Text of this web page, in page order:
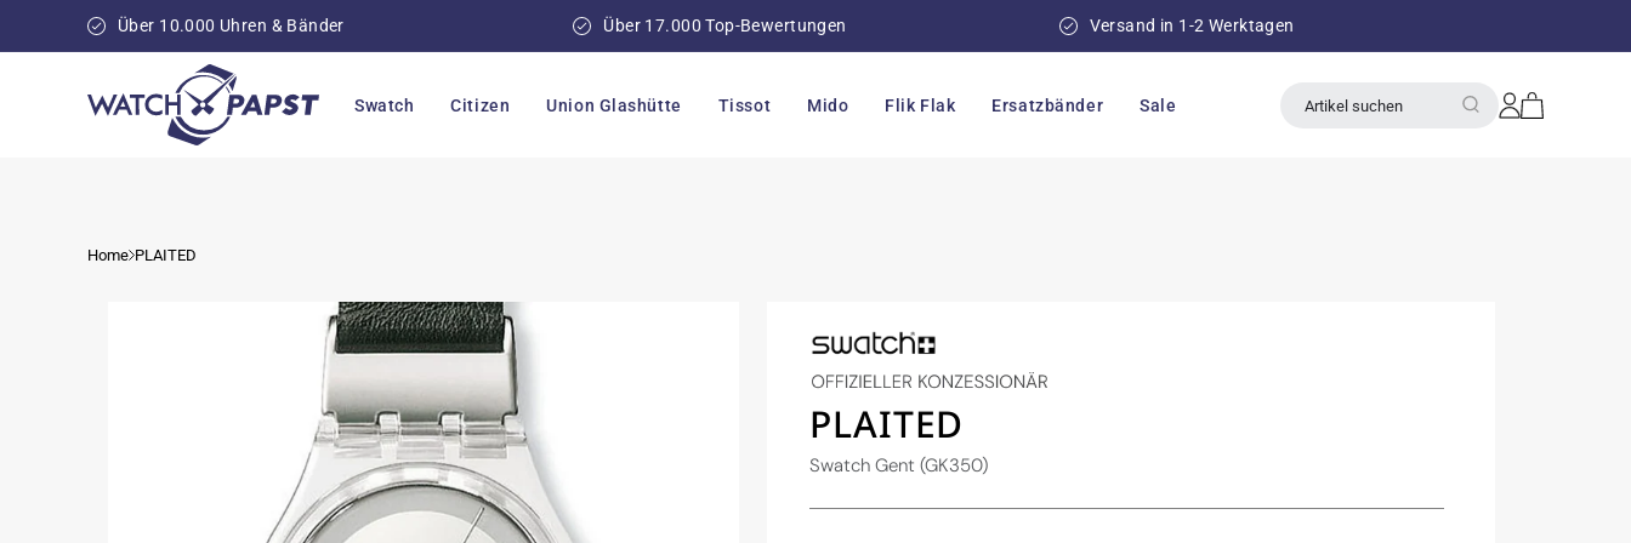
Über 10.000 Uhren & Bänder Über 17.000 Top-Bewertungen Versand in 1-2 Werktagen
Swatch Citizen Union Glashütte Tissot Mido Flik Flak Ersatzbänder Sale Artikel suchen Einloggen
Warenkorb
Home PLAITED
PLAITED
Swatch Gent (GK350)